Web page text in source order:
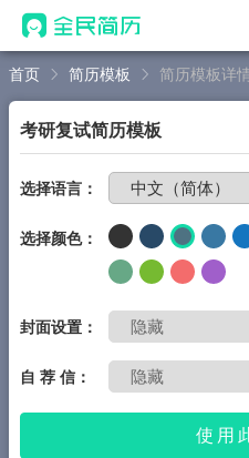
首页
AI 简历工具
AI 优化简历
AI 翻译简历
AI 诊断简历
AI 模拟面试
面试自我介绍
首页 简历模板 简历模板详
考研复试简历模板
选择语言：
选择颜色：
封面设置：
自 荐 信：
使用